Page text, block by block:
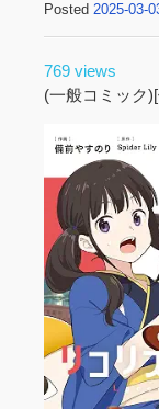
e
n
t
Posted 2025-03-
769 views
(一般コミック